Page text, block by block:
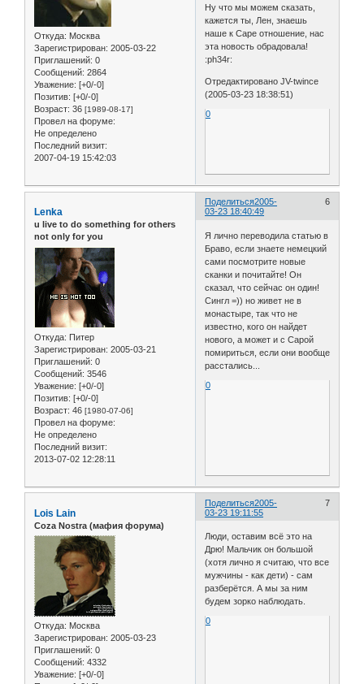
Откуда: Москва
Зарегистрирован: 2005-03-22
Приглашений: 0
Сообщений: 2864
Уважение: [+0/-0]
Позитив: [+0/-0]
Возраст: 36 [1989-08-17]
Провел на форуме:
Не определено
Последний визит:
2007-04-19 15:42:03
Ну что мы можем сказать,
кажется ты, Лен, знаешь
наше к Саре отношение, нас
эта новость обрадовала!
:ph34r:
Отредактировано JV-twince
(2005-03-23 18:38:51)
0
Поделиться 6
2005-
03-23 18:40:49
Lenka
u live to do something for others
not only for you
Откуда: Питер
Зарегистрирован: 2005-03-21
Приглашений: 0
Сообщений: 3546
Уважение: [+0/-0]
Позитив: [+0/-0]
Возраст: 46 [1980-07-06]
Провел на форуме:
Не определено
Последний визит:
2013-07-02 12:28:11
Я лично переводила статью в
Браво, если знаете немецкий
сами посмотрите новые
сканки и почитайте! Он
сказал, что сейчас он один!
Сингл =)) но живет не в
монастыре, так что не
известно, кого он найдет
нового, а может и с Сарой
помириться, если они вообще
расстались...
0
Поделиться 7
2005-
03-23 19:11:55
Lois Lain
Coza Nostra (мафия форума)
Откуда: Москва
Зарегистрирован: 2005-03-23
Приглашений: 0
Сообщений: 4332
Уважение: [+0/-0]
Люди, оставим всё это на
Дрю! Мальчик он большой
(хотя лично я считаю, что все
мужчины - как дети) - сам
разберётся. А мы за ним
будем зорко наблюдать.
0